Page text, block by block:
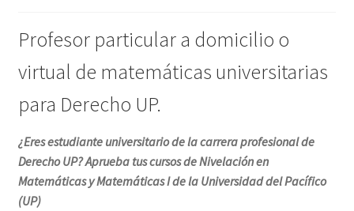
Profesor particular a domicilio o
virtual de matemáticas universitarias
para Derecho UP.
¿Eres estudiante universitario de la carrera profesional de
Derecho UP? Aprueba tus cursos de Nivelación en
Matemáticas y Matemáticas I de la Universidad del Pacífico
(UP)